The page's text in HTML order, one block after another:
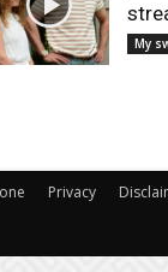
My
Privacy